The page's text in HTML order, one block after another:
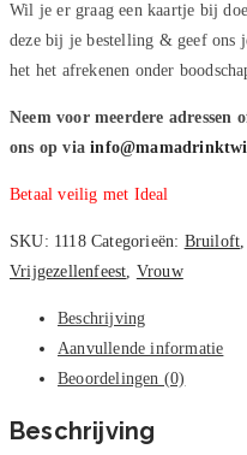
Wil je er graag een kaartje bij
deze bij je bestelling & geef ons
het het afrekenen onder
Neem voor meerdere
ons op via
Betaal veilig met Ideal
SKU: 1118 Categorieën: Bruiloft,
Vrijgezellenfeest, Vrouw
Beschrijving
Aanvullende informatie
Beoordelingen (0)
Beschrijving